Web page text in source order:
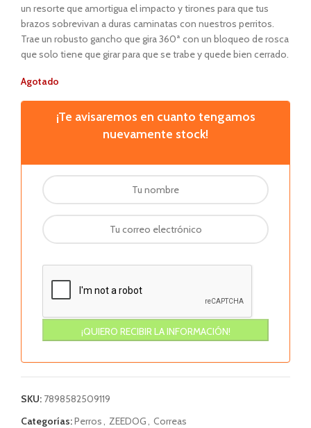
un resorte que amortigua el impacto y tirones para que tus
brazos sobrevivan a duras caminatas con nuestros perritos.
Trae un robusto gancho que gira 360ª con un bloqueo de rosca
que solo tiene que girar para que se trabe y quede bien cerrado.
Agotado
¡Te avisaremos en cuanto tengamos
nuevamente stock!
SKU: 7898582509119
Categorías:Perros, ZEEDOG, Correas